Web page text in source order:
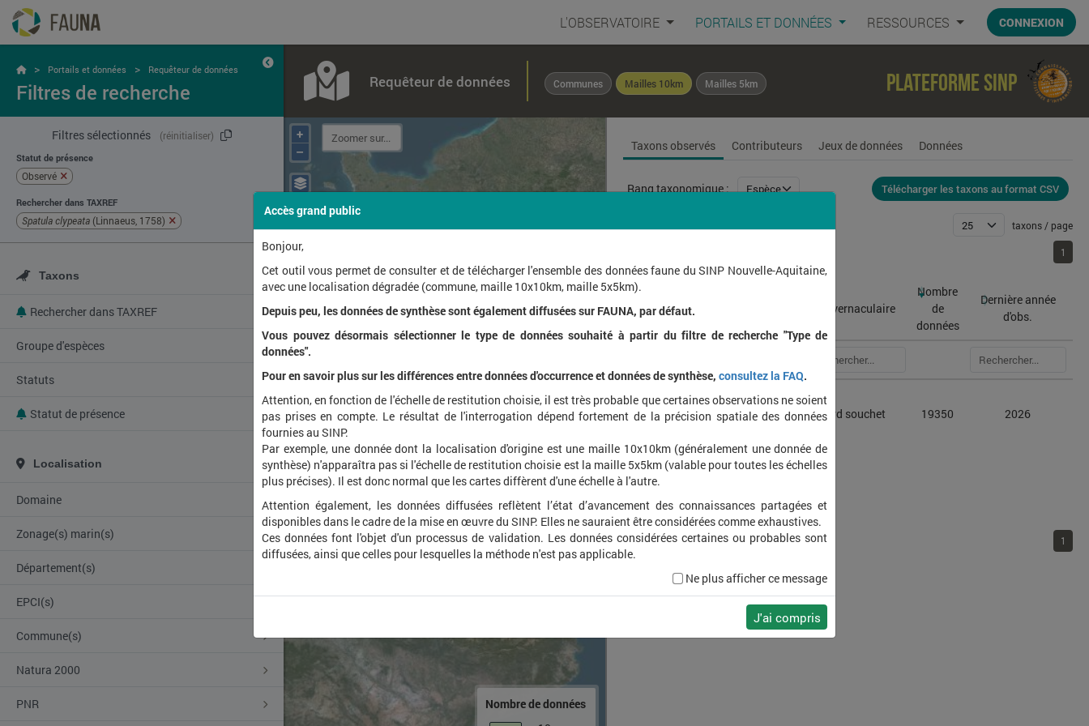
L'OBSERVATOIRE PORTAILS ET DONNÉES RESSOURCES CONNEXION
> Portails et données > Requêteur de données
Filtres de recherche
Filtres sélectionnés (réinitialiser)
Statut de présence
Observé
Rechercher dans TAXREF
Spatula clypeata (Linnaeus, 1758)
Taxons
Rechercher dans TAXREF
Groupe d'espèces
Statuts
Statut de présence
Localisation
Domaine
Zonage(s) marin(s)
Département(s)
EPCI(s)
Commune(s)
Natura 2000
PNR
Requêteur de données Communes Mailles 10km Mailles 5km Plateforme SINP
+
–
Nombre de données
Taxons observés Contributeurs Jeux de données Données
Rang taxonomique : Télécharger les taxons au format CSV
taxons / page
1
Nom vernaculaire
Nombre
de
données
Dernière année
d'obs.
Spatula clypeata Canard souchet 19350 2026
1
Accès grand public
Bonjour,
Cet outil vous permet de consulter et de télécharger l'ensemble des données faune du SINP Nouvelle-Aquitaine,
avec une localisation dégradée (commune, maille 10x10km, maille 5x5km).
Depuis peu, les données de synthèse sont également diffusées sur FAUNA, par défaut.
Vous pouvez désormais sélectionner le type de données souhaité à partir du filtre de recherche "Type de
données".
Pour en savoir plus sur les différences entre données d'occurrence et données de synthèse, consultez la FAQ.
Attention, en fonction de l'échelle de restitution choisie, il est très probable que certaines observations ne soient
pas prises en compte. Le résultat de l'interrogation dépend fortement de la précision spatiale des données
fournies au SINP.
Par exemple, une donnée dont la localisation d'origine est une maille 10x10km (généralement une donnée de
synthèse) n'apparaîtra pas si l'échelle de restitution choisie est la maille 5x5km (valable pour toutes les échelles
plus précises). Il est donc normal que les cartes diffèrent d'une échelle à l'autre.
Attention également, les données diffusées reflètent l’état d’avancement des connaissances partagées et
disponibles dans le cadre de la mise en œuvre du SINP. Elles ne sauraient être considérées comme exhaustives.
Ces données font l'objet d'un processus de validation. Les données considérées certaines ou probables sont
diffusées, ainsi que celles pour lesquelles la méthode n'est pas applicable.
Ne plus afficher ce message
J'ai compris